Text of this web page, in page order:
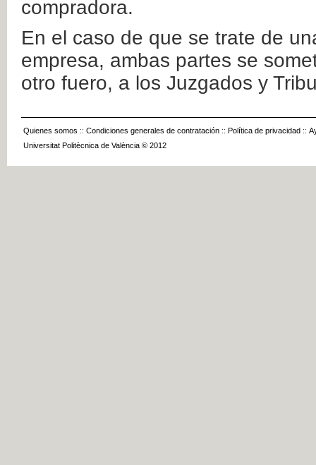
compradora.
En el caso de que se trate de
empresa, ambas partes se
otro fuero, a los Juzgados y
Quienes somos :: Condiciones generales de contratación :: Política de privacidad ::
Universitat Politècnica de València © 2012